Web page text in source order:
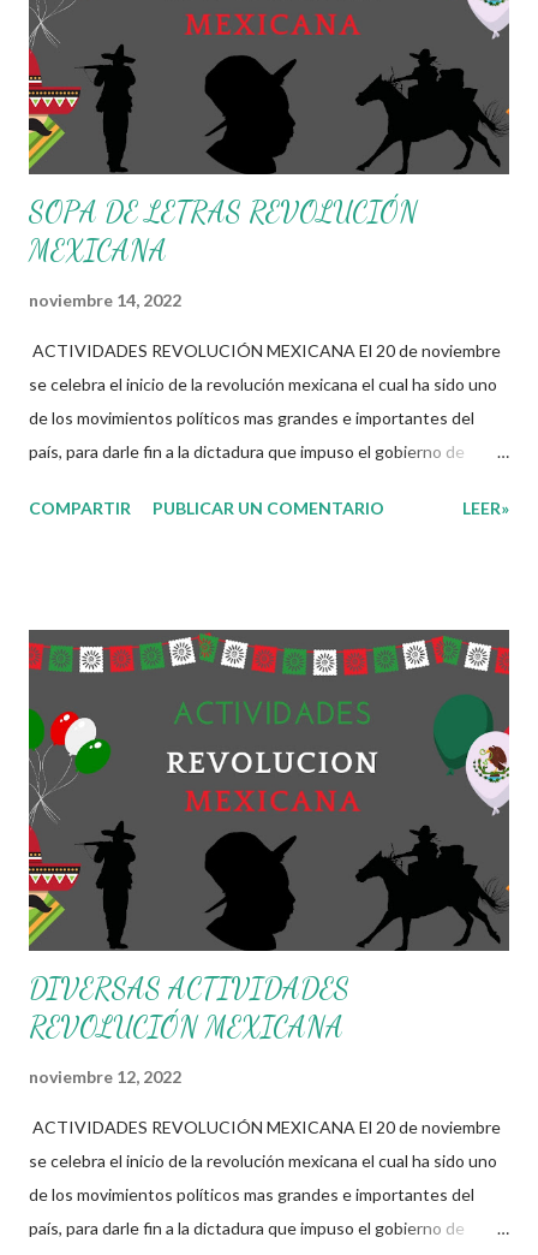
aprendizajes esperados de cada tema de las diferentes
asignaturas del grado correspondiente. Si bien estos materiales
solo son una opción mas a las diferentes estrategias y
herramientas que cada docente cuenta, recordemos que
ustedes tie...
SOPA DE LETRAS REVOLUCIÓN
MEXICANA
noviembre 14, 2022
ACTIVIDADES REVOLUCIÓN MEXICANA El 20 de noviembre
se celebra el inicio de la revolución mexicana el cual ha sido uno
de los movimientos políticos mas grandes e importantes del
país, para darle fin a la dictadura que impuso el gobierno de
Francisco I Madero con el Plan de San Luis, este movimiento fue
por parte de los mexicanos en aquella época. Es por eso
compartir una serie de actividades que nos permitan trabajar
con nuestros aprendientes temas que les ayudaran conocer
mas sobre sobre la revolución mexicana y fomentar el
nacionalismo en ellos. Recuerden que los materiales que aquí
les compartimos se hacen con fin educativo, didáctico e
informativo, damos gracias a todo...
COMPARTIR PUBLICAR UN COMENTARIO LEER»
DIVERSAS ACTIVIDADES
REVOLUCIÓN MEXICANA
noviembre 12, 2022
ACTIVIDADES REVOLUCIÓN MEXICANA El 20 de noviembre
se celebra el inicio de la revolución mexicana el cual ha sido uno
de los movimientos políticos mas grandes e importantes del
país, para darle fin a la dictadura que impuso el gobierno de